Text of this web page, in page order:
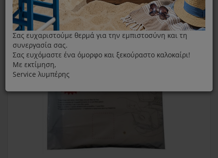
Σας ευχαριστούμε θερμά για την εμπιστοσύνη και τη
συνεργασία σας.
Σας ευχόμαστε ένα όμορφο και ξεκούραστο καλοκαίρι!
Με εκτίμηση,
Service λυμπέρης